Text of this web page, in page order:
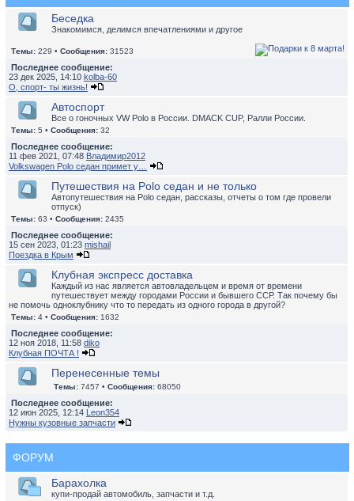
Беседка
Знакомимся, делимся впечатлениями и другое
Темы: 229 • Сообщения: 31523
Последнее сообщение:
23 дек 2025, 14:10 kolba-60
О, спорт- ты жизнь!
Автоспорт
Все о гоночных VW Polo в России. DMACK CUP, Ралли России.
Темы: 5 • Сообщения: 32
Последнее сообщение:
11 фев 2021, 07:48 Владимир2012
Volkswagen Polo седан примет у…
Путешествия на Polo седан и не только
Автопутешествия на Polo седан, рассказы, отчеты о том где провели
отпуск)
Темы: 63 • Сообщения: 2435
Последнее сообщение:
15 сен 2023, 01:23 mishail
Поездка в Крым
Клубная экспресс доставка
Каждый из нас является автовладельцем и время от времени
путешествует между городами России и бывшего ССР. Так почему бы
не помочь одноклубнику что то передать из одного города в другой?
Темы: 4 • Сообщения: 1632
Последнее сообщение:
12 ноя 2018, 11:58 diko
Клубная ПОЧТА !
Перенесенные темы
Темы: 7457 • Сообщения: 68050
Последнее сообщение:
12 июн 2025, 12:14 Leon354
Нужны кузовные запчасти
ФОРУМ
Барахолка
купи-продай автомобиль, запчасти и т.д.